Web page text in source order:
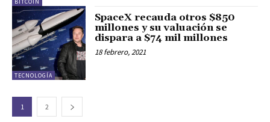
BITCOIN
TECNOLOGÍA
SpaceX recauda otros $850
millones y su valuación se
dispara a $74 mil millones
18 febrero, 2021
1 2